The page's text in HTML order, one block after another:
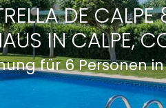
DE
IN CALPE,
für 6 Personen